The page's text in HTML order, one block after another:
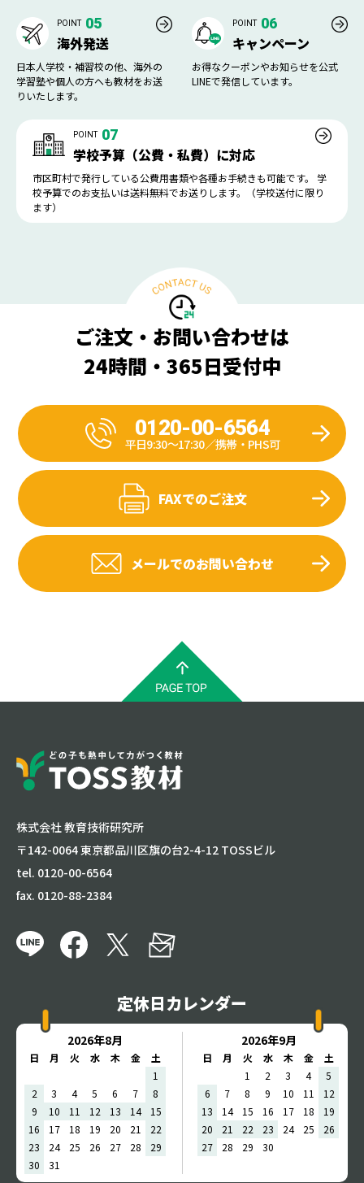
POINT 05
海外発送
日本人学校・補習校の他、海外の
学習塾や個人の方へも教材をお送
りいたします。
POINT 06
キャンペーン
お得なクーポンやお知らせを公式
LINEで発信しています。
POINT 07
学校予算（公費・私費）に対応
市区町村で発行している公費用書類や各種お手続きも可能です。 学
校予算でのお支払いは送料無料でお送りします。（学校送付に限り
ます）
ご注文・お問い合わせは
24時間・365日受付中
0120-00-6564
平日9:30〜17:30／携帯・PHS可
FAXでのご注文
メールでのお問い合わせ
株式会社 教育技術研究所
〒142-0064 東京都品川区旗の台2-4-12 TOSSビル
tel. 0120-00-6564
fax. 0120-88-2384
定休日カレンダー
2026年8月
日 月 火 水 木 金
土
1
2
3 4 5 6 7
8
9
10 11 12 13 14
15
16
17 18 19 20 21
22
23
24 25 26 27 28
29
30
31
2026年9月
日 月 火 水 木 金
土
1
2 3 4
5
6
7 8 9 10 11
12
13
14 15 16 17 18
19
20
21 22 23 24 25
26
27
28 29 30